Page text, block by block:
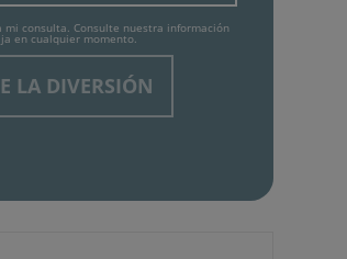
consulta. Consulte nuestra información
en cualquier momento.